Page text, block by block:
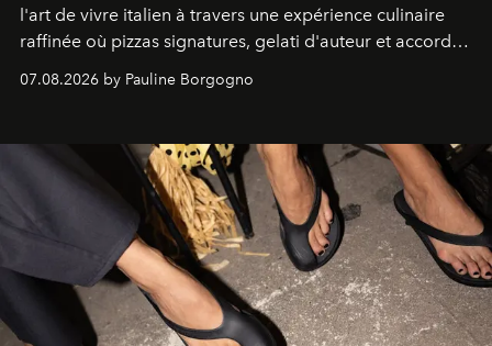
l'art de vivre italien à travers une expérience culinaire
raffinée où pizzas signatures, gelati d'auteur et accords
07.08.2026 by Pauline Borgogno